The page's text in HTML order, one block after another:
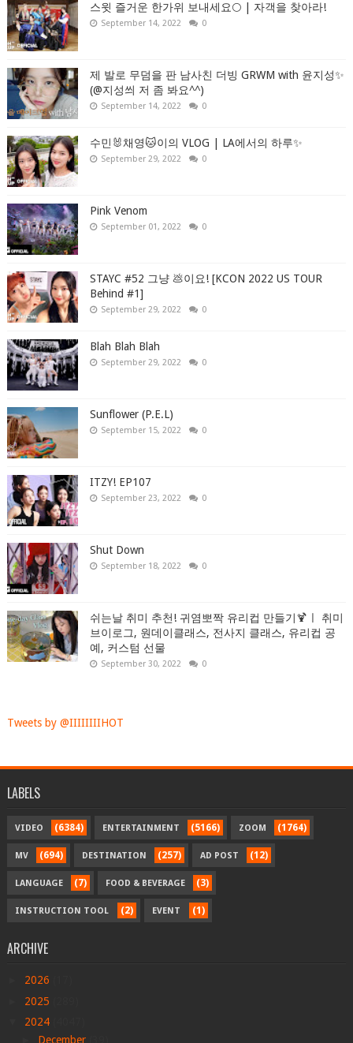
스윗 즐거운 한가위 보내세요🌕 | 자객을 찾아라!
September 14, 2022 0
제 발로 무덤을 판 남사친 더빙 GRWM with 윤지성✨
(@지성씌 저 좀 봐요^^)
September 14, 2022 0
수민🐰채영🐱이의 VLOG | LA에서의 하루✨
September 29, 2022 0
Pink Venom
September 01, 2022 0
STAYC #52 그냥 💩이요! [KCON 2022 US TOUR
Behind #1]
September 29, 2022 0
Blah Blah Blah
September 29, 2022 0
Sunflower (P.E.L)
September 15, 2022 0
ITZY! EP107
September 23, 2022 0
Shut Down
September 18, 2022 0
쉬는날 취미 추천! 귀염뽀짝 유리컵 만들기🍹ㅣ 취미
브이로그, 원데이클래스, 전사지 클래스, 유리컵 공
예, 커스텀 선물
September 30, 2022 0
Tweets by @IIIIIIIIHOT
LABELS
VIDEO (6384) ENTERTAINMENT (5166) ZOOM (1764)
MV (694) DESTINATION (257) AD POST (12)
LANGUAGE (7) FOOD & BEVERAGE (3)
INSTRUCTION TOOL (2) EVENT (1)
ARCHIVE
2026
2025
2024
December